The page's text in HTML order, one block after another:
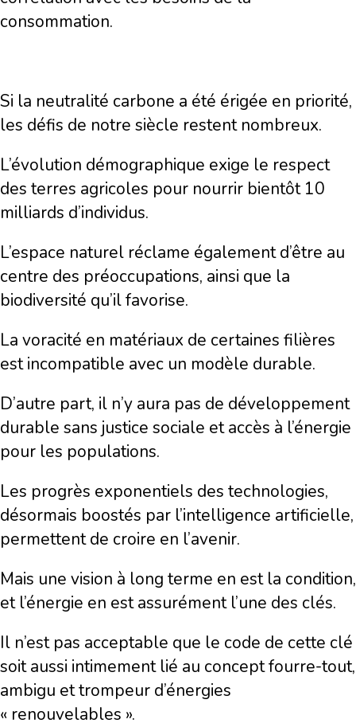
consommation.
Si la neutralité carbone a été érigée en priorité,
les défis de notre siècle restent nombreux.
L’évolution démographique exige le respect
des terres agricoles pour nourrir bientôt 10
milliards d’individus.
L’espace naturel réclame également d’être au
centre des préoccupations, ainsi que la
biodiversité qu’il favorise.
La voracité en matériaux de certaines filières
est incompatible avec un modèle durable.
D’autre part, il n’y aura pas de développement
durable sans justice sociale et accès à l’énergie
pour les populations.
Les progrès exponentiels des technologies,
désormais boostés par l’intelligence artificielle,
permettent de croire en l’avenir.
Mais une vision à long terme en est la condition,
et l’énergie en est assurément l’une des clés.
Il n’est pas acceptable que le code de cette clé
soit aussi intimement lié au concept fourre-tout,
ambigu et trompeur d’énergies
« renouvelables ».